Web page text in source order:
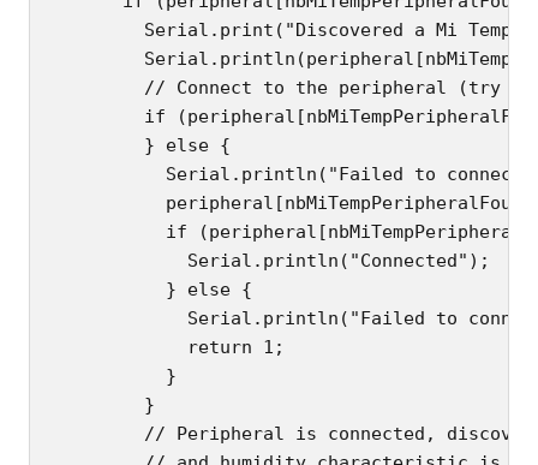
Serial.print("Discovered a Mi
// Connect to the peripheral (try it
if
        } else {
Serial.println("Failed to
if
            Serial.println("Connected");
          } else {
Serial.println("Failed to
            return 1;
          }
        }
// Peripheral is connected,